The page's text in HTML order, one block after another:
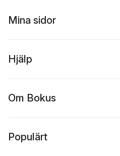
Mina sidor
Hjälp
Om Bokus
Populärt